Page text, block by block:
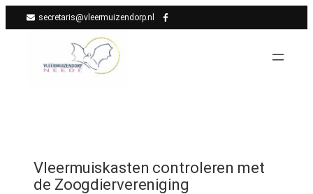
secretaris@vleermuizendorp.nl
Vleermuiskasten controleren met
de Zoogdiervereniging